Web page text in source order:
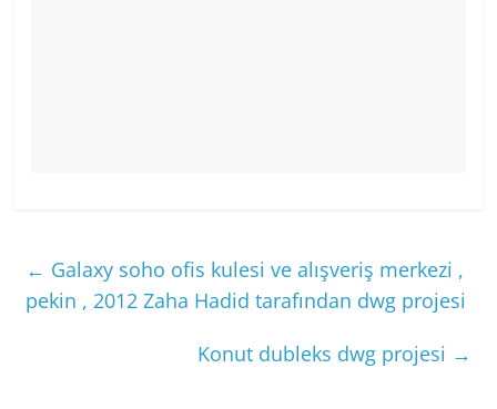
← Galaxy soho ofis kulesi ve alışveriş merkezi ,
pekin , 2012 Zaha Hadid tarafından dwg projesi
Konut dubleks dwg projesi →